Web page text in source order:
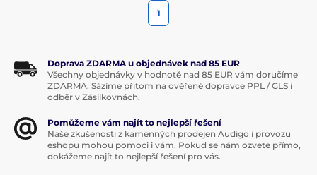
1
Doprava ZDARMA u objednávek nad 85 EUR
Všechny objednávky v hodnotě nad 85 EUR vám doručíme
ZDARMA. Sázíme přitom na ověřené dopravce PPL / GLS i
odběr v Zásilkovnách.
Pomůžeme vám najít to nejlepší řešení
Naše zkušenosti z kamenných prodejen Audigo i provozu
eshopu mohou pomoci i vám. Pokud se nám ozvete přímo,
dokážeme najít to nejlepší řešení pro vás.